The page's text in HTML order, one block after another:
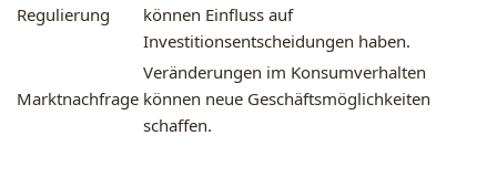
Regulierung
können Einfluss auf
Investitionsentscheidungen haben.
Marktnachfrage
Veränderungen im Konsumverhalten
können neue Geschäftsmöglichkeiten
schaffen.